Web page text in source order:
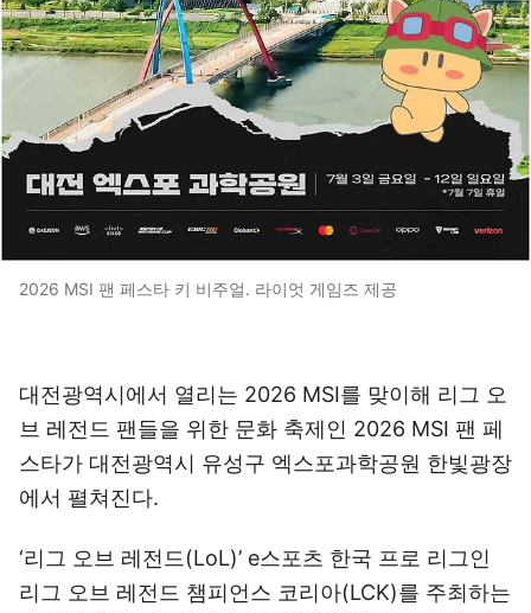
2026 MSI 팬 페스타 키 비주얼. 라이엇 게임즈 제공
대전광역시에서 열리는 2026 MSI를 맞이해 리그 오
브 레전드 팬들을 위한 문화 축제인 2026 MSI 팬 페
스타가 대전광역시 유성구 엑스포과학공원 한빛광장
에서 펼쳐진다.
‘리그 오브 레전드(LoL)’ e스포츠 한국 프로 리그인
리그 오브 레전드 챔피언스 코리아(LCK)를 주최하는